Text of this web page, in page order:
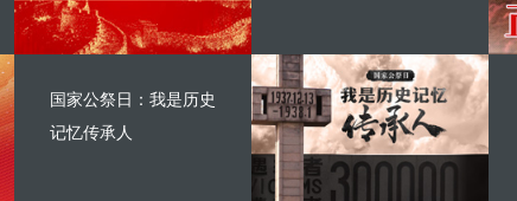
国家公祭日：我是历史
记忆传承人